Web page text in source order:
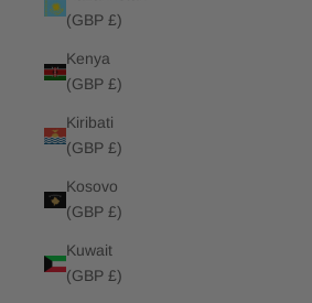
(GBP £)
Kenya
(GBP £)
Kiribati
(GBP £)
Kosovo
(GBP £)
Kuwait
(GBP £)